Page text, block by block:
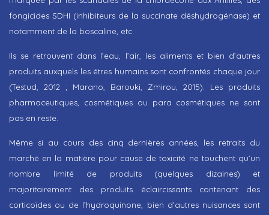
fongicides SDHI (inhibiteurs de la succinate déshydrogénase) et
notamment de la boscaline, etc.
Ils se retrouvent dans l’eau, l’air, les aliments et bien d’autres
produits auxquels les êtres humains sont confrontés chaque jour
(Testud, 2012 ; Marano, Barouki, Zmirou, 2015). Les produits
pharmaceutiques, cosmétiques ou para cosmétiques ne sont
pas en reste.
Même si au cours des cinq dernières années, les retraits du
marché en la matière pour cause de toxicité ne touchent qu’un
nombre limité de produits (quelques dizaines) et
majoritairement des produits éclaircissants contenant des
corticoïdes ou de l’hydroquinone, bien d’autres nuisances sont